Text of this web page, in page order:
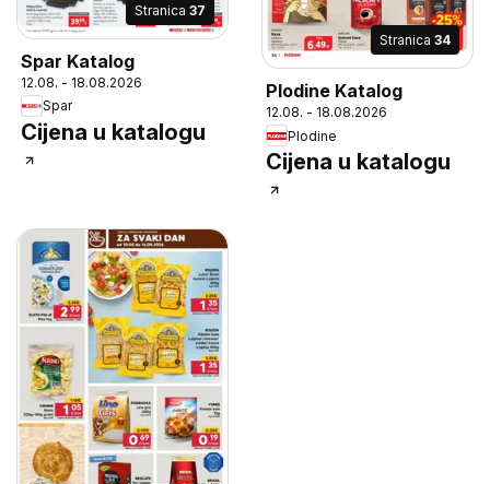
Stranica 37
Spar Katalog
12.08. - 18.08.2026
Spar
Cijena u katalogu
Stranica 34
Plodine Katalog
12.08. - 18.08.2026
Plodine
Cijena u katalogu